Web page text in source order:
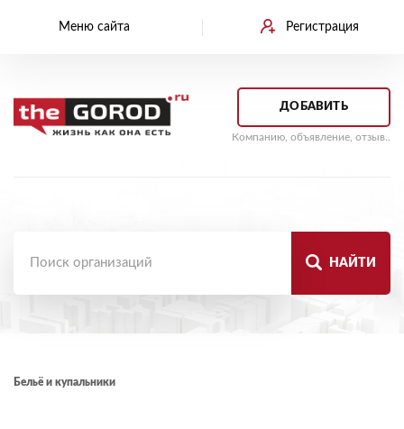
Меню сайта Регистрация
ДОБАВИТЬ
Компанию, объявление, отзыв..
НАЙТИ
Бельё и купальники